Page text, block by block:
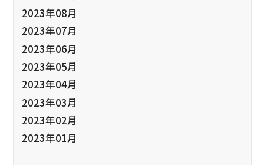
2023年08月
2023年07月
2023年06月
2023年05月
2023年04月
2023年03月
2023年02月
2023年01月